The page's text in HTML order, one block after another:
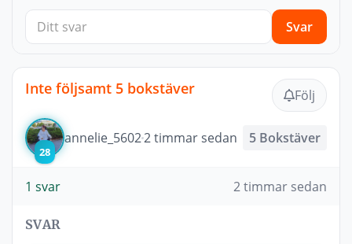
Svar
Inte följsamt 5 bokstäver Följ
28
annelie_56022 timmar sedan 5 Bokstäver
1 svar 2 timmar sedan
SVAR